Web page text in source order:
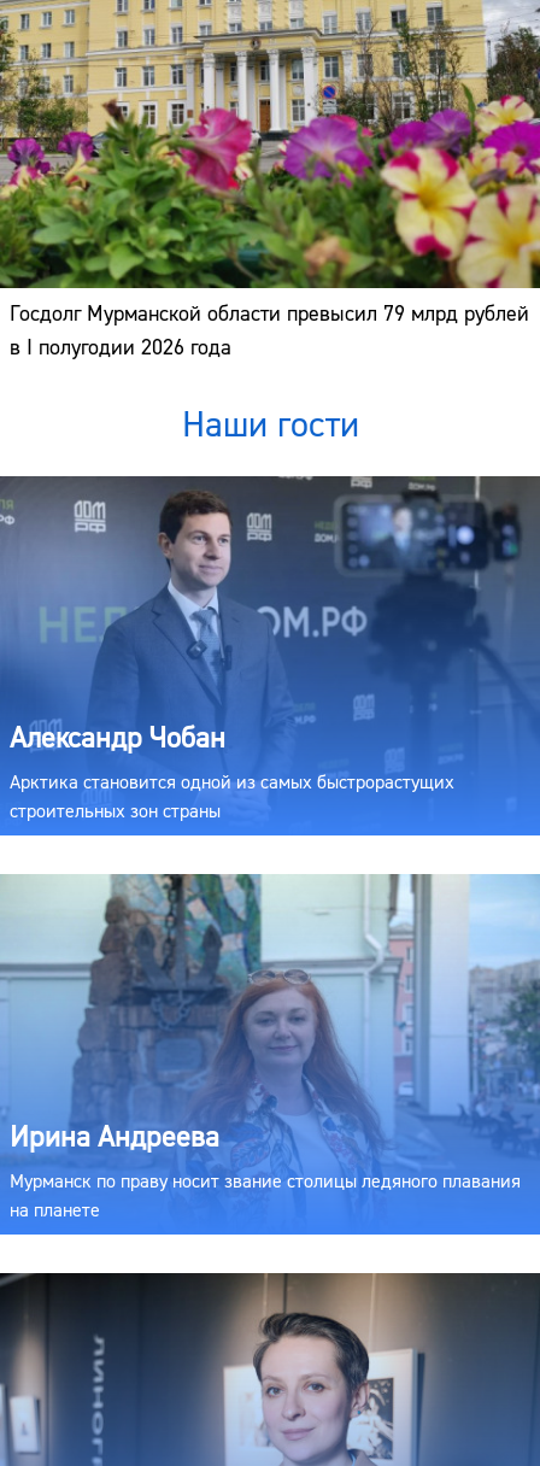
Госдолг Мурманской области превысил 79 млрд рублей
в I полугодии 2026 года
Наши гости
Александр Чобан
Арктика становится одной из самых быстрорастущих
строительных зон страны
Ирина Андреева
Мурманск по праву носит звание столицы ледяного плавания
на планете